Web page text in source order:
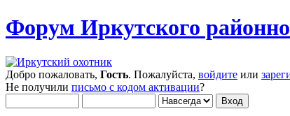
Форум Иркутского
Добро пожаловать, Гость. Пожалуйста, войдите или
Не получили письмо с кодом активации?